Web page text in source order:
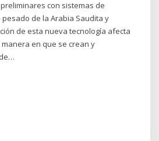
con sistemas de
de la Arabia Saudita y
de esta nueva tecnología afecta
en que se crean y